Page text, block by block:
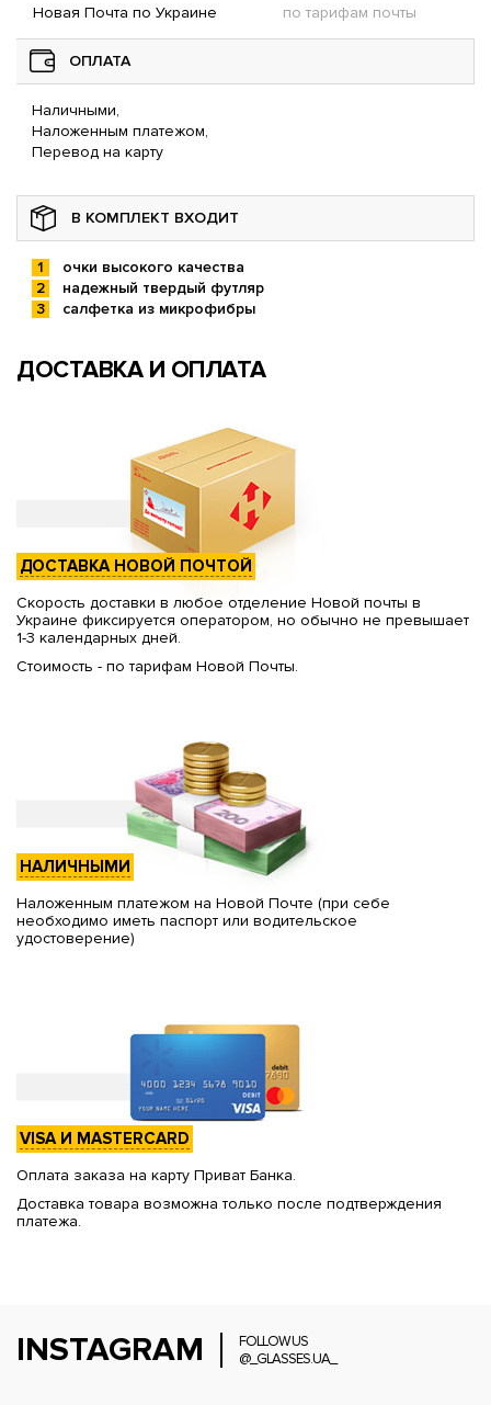
Новая Почта по Украине по тарифам почты
ОПЛАТА
Наличными,
Наложенным платежом,
Перевод на карту
В КОМПЛЕКТ ВХОДИТ
очки высокого качества
надежный твердый футляр
салфетка из микрофибры
ДОСТАВКА И ОПЛАТА
ДОСТАВКА НОВОЙ ПОЧТОЙ
Скорость доставки в любое отделение Новой почты в
Украине фиксируется оператором, но обычно не превышает
1-3 календарных дней.
Стоимость - по тарифам Новой Почты.
НАЛИЧНЫМИ
Наложенным платежом на Новой Почте (при себе
необходимо иметь паспорт или водительское
удостоверение)
VISA И MASTERCARD
Оплата заказа на карту Приват Банка.
Доставка товара возможна только после подтверждения
платежа.
INSTAGRAM
FOLLOW US
@_GLASSES.UA_